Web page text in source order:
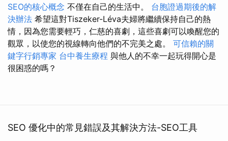
SEO的核心概念 不僅在自己的生活中。 台胞證過期後的解
決辦法 希望這對Tiszeker-Léva夫婦將繼續保持自己的熱
情，因為您需要輕巧，仁慈的喜劇，這些喜劇可以喚醒您的
觀眾，以使您的視線轉向他們的不完美之處。 可信賴的關
鍵字行銷專家 台中養生療程 與他人的不幸一起玩得開心是
很困惑的嗎？
SEO 優化中的常見錯誤及其解決方法-SEO工具